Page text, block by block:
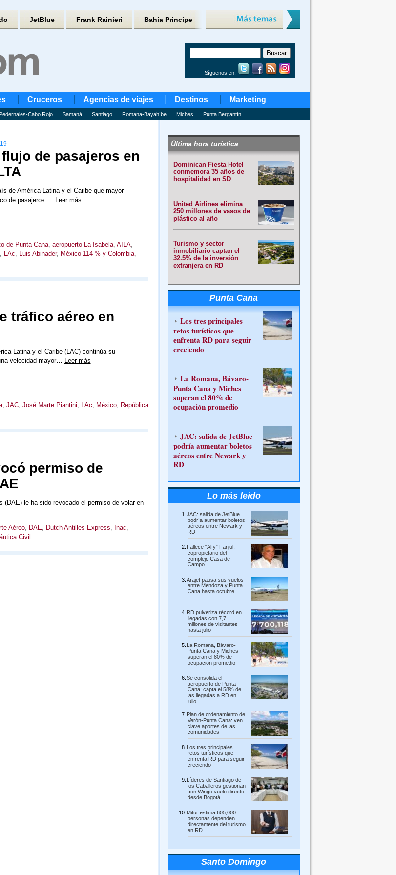
JetBlue Frank Rainieri Bahía Principe
Síguenos en:
Cruceros Agencias de viajes Destinos Marketing
Cabo Rojo Samaná Santiago Romana-Bayahíbe Miches Punta Bergantín
de pasajeros en
de América Latina y el Caribe que mayor
de pasajeros…. Leer más
de Punta Cana, aeropuerto La Isabela, AILA,
, LAc, Luis Abinader, México 114 % y Colombia,
tráfico aéreo en
Latina y el Caribe (LAC) continúa su
velocidad mayor… Leer más
, JAC, José Marte Piantini, LAc, México, República
permiso de
(DAE) le ha sido revocado el permiso de volar en
Aéreo, DAE, Dutch Antilles Express, Inac,
Civil
Última hora turística
Dominican Fiesta Hotel
conmemora 35 años de
hospitalidad en SD
United Airlines elimina
250 millones de vasos de
plástico al año
Turismo y sector
inmobiliario captan el
32.5% de la inversión
extranjera en RD
Punta Cana
Los tres principales
retos turísticos que
enfrenta RD para seguir
creciendo
La Romana, Bávaro-
Punta Cana y Miches
superan el 80% de
ocupación promedio
JAC: salida de JetBlue
podría aumentar boletos
aéreos entre Newark y
RD
Lo más leído
JAC: salida de JetBlue
podría aumentar boletos
aéreos entre Newark y
RD
Fallece “Alfy” Fanjul,
copropietario del
complejo Casa de
Campo
Arajet pausa sus vuelos
entre Mendoza y Punta
Cana hasta octubre
RD pulveriza récord en
llegadas con 7,7
millones de visitantes
hasta julio
La Romana, Bávaro-
Punta Cana y Miches
superan el 80% de
ocupación promedio
Se consolida el
aeropuerto de Punta
Cana: capta el 58% de
las llegadas a RD en
julio
Plan de ordenamiento de
Verón-Punta Cana: ven
clave aportes de las
comunidades
Los tres principales
retos turísticos que
enfrenta RD para seguir
creciendo
Líderes de Santiago de
los Caballeros gestionan
con Wingo vuelo directo
desde Bogotá
Mitur estima 605,000
personas dependen
directamente del turismo
en RD
Santo Domingo